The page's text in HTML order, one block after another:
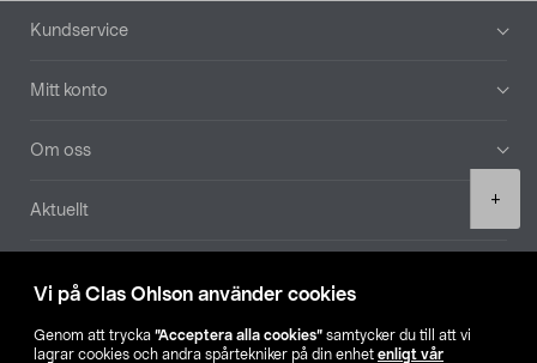
Vi på Clas Ohlson använder cookies
Genom att trycka ”Acceptera alla cookies” samtycker du till att vi
lagrar cookies och andra spårtekniker på din enhet enligt vår
+
Sidfot
Kundservice
Mitt konto
Om oss
Aktuellt
Hitta butik